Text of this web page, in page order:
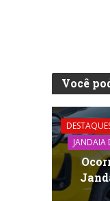
Você
JANDAIA